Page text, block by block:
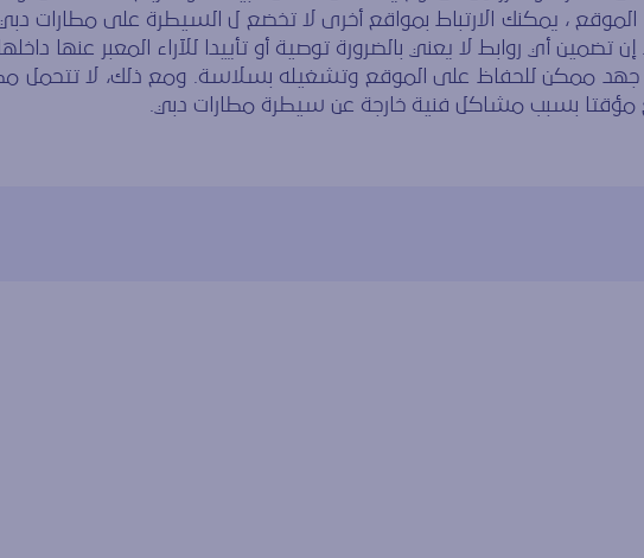
الموقع ، يمكنك الارتباط بمواقع أخرى لا تخضع ل السيطرة على مطارات
تضمين أي روابط لا يعني بالضرورة توصية أو تأييدا للآراء المعبر عنها
ممكن للحفاظ على الموقع وتشغيله بسلاسة. ومع ذلك، لا
مؤقتا بسبب مشاكل فنية خارجة عن سيطرة مطارات دبي.